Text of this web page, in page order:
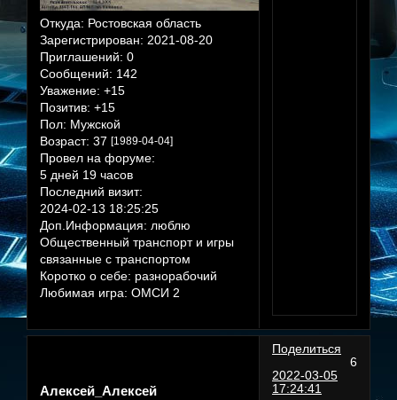
Откуда: Ростовская область
Зарегистрирован: 2021-08-20
Приглашений: 0
Сообщений: 142
Уважение: +15
Позитив: +15
Пол: Мужской
Возраст: 37 [1989-04-04]
Провел на форуме:
5 дней 19 часов
Последний визит:
2024-02-13 18:25:25
Доп.Информация: люблю
Общественный транспорт и игры
связанные с транспортом
Коротко о себе: разнорабочий
Любимая игра: ОМСИ 2
Поделиться
6
2022-03-05
17:24:41
Алексей_Алексей